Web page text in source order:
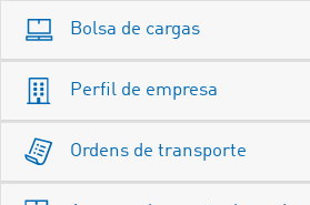
Bolsa de cargas
Perfil de empresa
Ordens de transporte